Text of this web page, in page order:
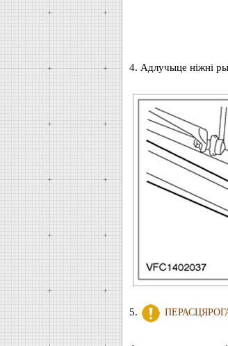
4. Адлучыце ніжні
5. ПЕРАСЦЯРОГА: